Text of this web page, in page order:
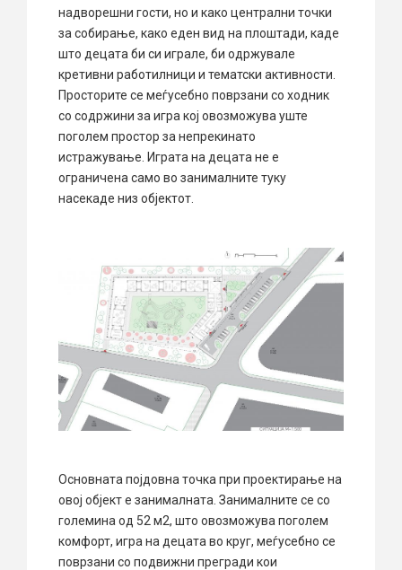
надворешни гости, но и како централни точки
за собирање, како еден вид на плоштади, каде
што децата би си играле, би одржувале
кретивни работилници и тематски активности.
Просторите се меѓусебно поврзани со ходник
со содржини за игра кој овозможува уште
поголем простор за непрекинато
истражување. Играта на децата не е
ограничена само во занималните туку
насекаде низ објектот.
Основната појдовна точка при проектирање на
овој објект е занималната. Занималните се со
големина од 52 м2, што овозможува поголем
комфорт, игра на децата во круг, меѓусебно се
поврзани со подвижни прегради кои